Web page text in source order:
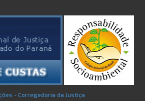
- Corregedoria da Justiça